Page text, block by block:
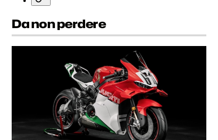
Da non perdere